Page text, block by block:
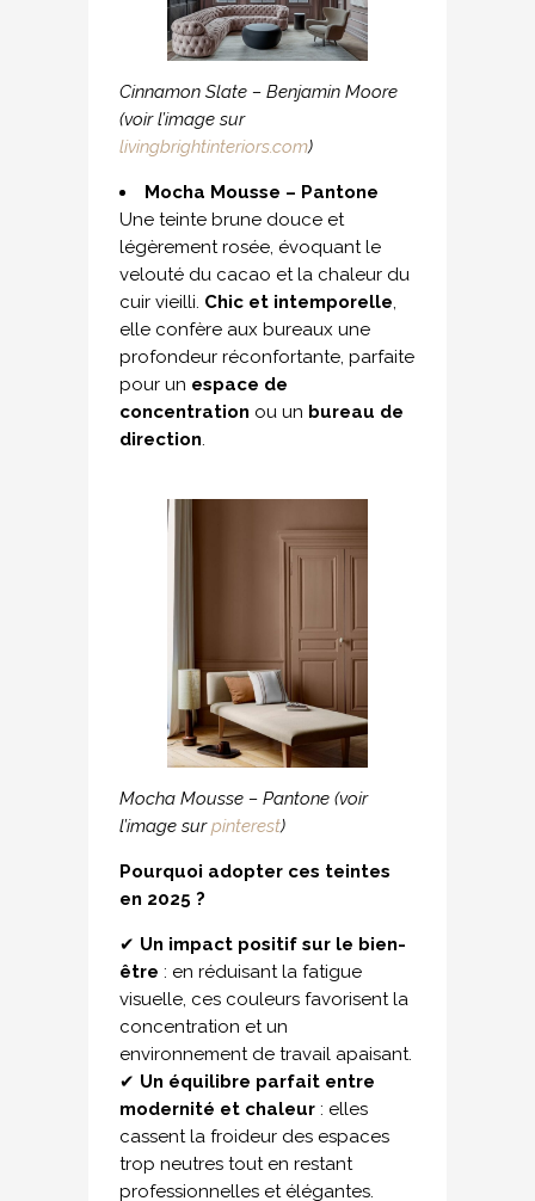
Cinnamon Slate – Benjamin Moore
(voir l’image sur
livingbrightinteriors.com)
Mocha Mousse – Pantone
Une teinte brune douce et
légèrement rosée, évoquant le
velouté du cacao et la chaleur du
cuir vieilli. Chic et intemporelle,
elle confère aux bureaux une
profondeur réconfortante, parfaite
pour un espace de
concentration ou un bureau de
direction.
Mocha Mousse – Pantone (voir
l’image surpinterest)
Pourquoi adopter ces teintes
en 2025 ?
✔ Un impact positif sur le bien-
être : en réduisant la fatigue
visuelle, ces couleurs favorisent la
concentration et un
environnement de travail apaisant.
✔ Un équilibre parfait entre
modernité et chaleur : elles
cassent la froideur des espaces
trop neutres tout en restant
professionnelles et élégantes.